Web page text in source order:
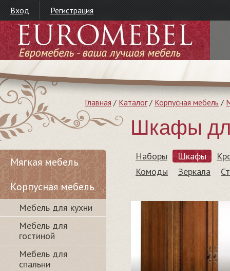
Вход Регистрация
Главная / Каталог/ Корпусная мебель /
Шкафы
Наборы Шкафы
Комоды
Зеркала
Мягкая мебель
Корпусная мебель
Мебель для кухни
Мебель для
гостиной
Мебель для
спальни